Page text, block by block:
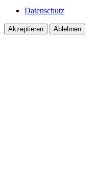
Datenschutz
Akzeptieren Ablehnen